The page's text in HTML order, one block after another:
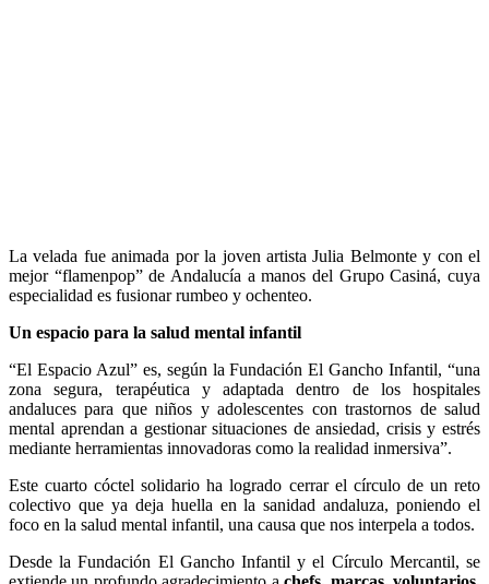
La velada fue animada por la joven artista Julia Belmonte y con el
mejor “flamenpop” de Andalucía a manos del Grupo Casiná, cuya
especialidad es fusionar rumbeo y ochenteo.
Un espacio para la salud mental infantil
“El Espacio Azul” es, según la Fundación El Gancho Infantil, “una
zona segura, terapéutica y adaptada dentro de los hospitales
andaluces para que niños y adolescentes con trastornos de salud
mental aprendan a gestionar situaciones de ansiedad, crisis y estrés
mediante herramientas innovadoras como la realidad inmersiva”.
Este cuarto cóctel solidario ha logrado cerrar el círculo de un reto
colectivo que ya deja huella en la sanidad andaluza, poniendo el
foco en la salud mental infantil, una causa que nos interpela a todos.
Desde la Fundación El Gancho Infantil y el Círculo Mercantil, se